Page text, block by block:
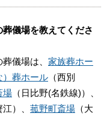
儀場を教えてくださ
儀場は、 家族葬ホー
）葬ホール （西別
場 （日比野(名鉄線)）、
江）、 菰野町斎場 （大